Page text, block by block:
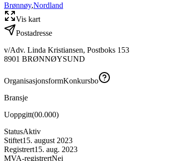
Brønnøy,Nordland
Vis kart
Postadresse
v/Adv. Linda Kristiansen, Postboks 153
8901 BRØNNØYSUND
OrganisasjonsformKonkursbo
Bransje
Uoppgitt(00.000)
StatusAktiv
Stiftet15. august 2023
Registrert15. aug. 2023
MVA-registrertNei